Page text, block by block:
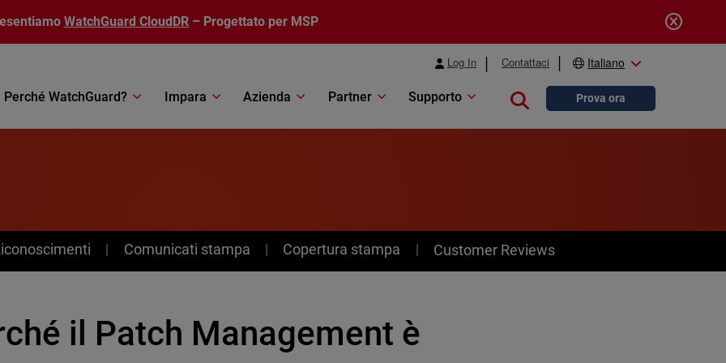
WatchGuard CloudDR – Progettato per MSP
Log In Contattaci Italiano
Perché WatchGuard? Impara Azienda Partner Supporto Close searchProva ora
Comunicati stampa Copertura stampa Customer Reviews
il Patch Management è